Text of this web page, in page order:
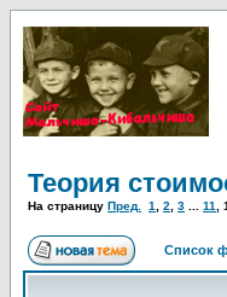
Теория
На страницу Пред. 1 2 3 11
Список